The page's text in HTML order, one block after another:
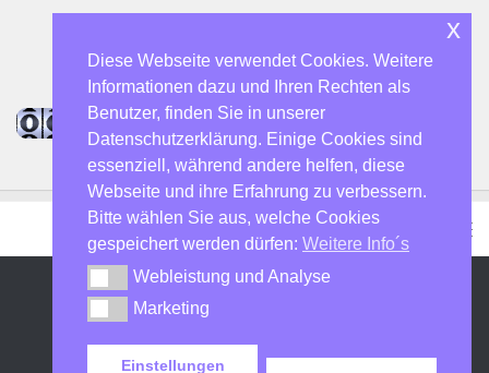
DO7SHN - Der Hulti :-) © 2026. Alle Rechte vorbehalten.
Diese Webseite verwendet Cookies. Weitere
Informationen dazu und Ihren Rechten als
Benutzer, finden Sie in unserer
Datenschutzerklärung. Einige Cookies sind
essenziell, während andere helfen, diese
Webseite und ihre Erfahrung zu verbessern.
Bitte wählen Sie aus, welche Cookies
gespeichert werden dürfen: Weitere Info´s
Webleistung und Analyse
Webleistung und Analyse
MarketingMarketing
Einstellungen
x